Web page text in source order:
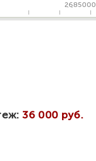
36 000 руб.